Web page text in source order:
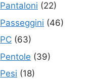
Pantaloni (22)
Passeggini (46)
PC (63)
Pentole (39)
Pesi (18)